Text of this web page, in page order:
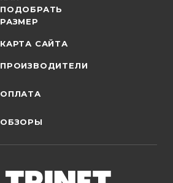
ПОДОБРАТЬ
РАЗМЕР
КАРТА САЙТА
ПРОИЗВОДИТЕЛИ
ОПЛАТА
ОБЗОРЫ